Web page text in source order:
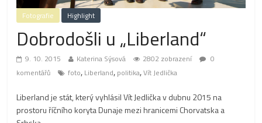
Fotografie Highlight
Dobrodošli u „Liberland“
9. 10. 2015 Katerina Sýsová 2802 zobrazení
0
komentářů
foto, Liberland, politika,Vít Jedlička
Liberland je stát, který vyhlásil Vít Jedlička v dubnu 2015 na
prostoru říčního koryta Dunaje mezi hranicemi Chorvatska a